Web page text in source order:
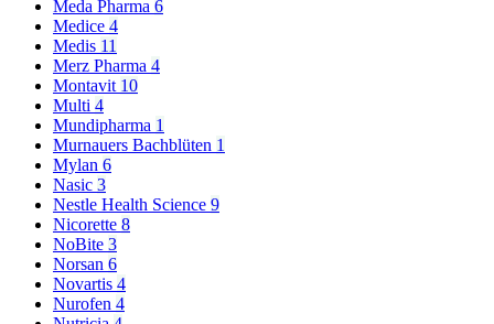
Meda Pharma 6
Medice 4
Medis 11
Merz Pharma 4
Montavit 10
Multi 4
Mundipharma 1
Murnauers Bachblüten 1
Mylan 6
Nasic 3
Nestle Health Science 9
Nicorette 8
NoBite 3
Norsan 6
Novartis 4
Nurofen 4